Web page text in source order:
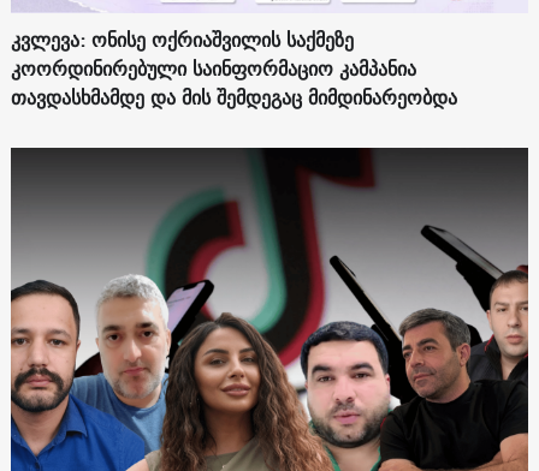
კვლევა: ონისე ოქრიაშვილის საქმეზე
კოორდინირებული საინფორმაციო კამპანია
თავდასხმამდე და მის შემდეგაც მიმდინარეობდა